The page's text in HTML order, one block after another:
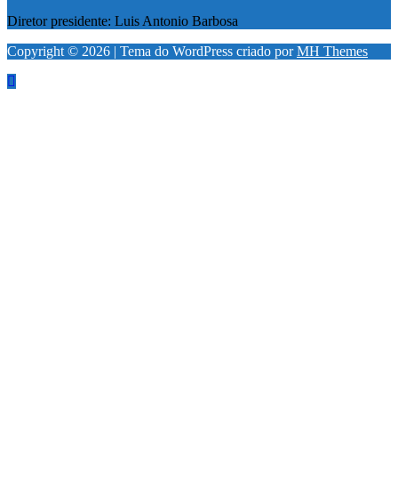
Diretor presidente: Luis Antonio Barbosa
Copyright © 2026 | Tema do WordPress criado porMH Themes